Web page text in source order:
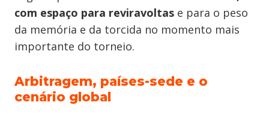
com espaço para reviravoltas e para o peso
da memória e da torcida no momento mais
importante do torneio.
Arbitragem, países-sede e o
cenário global